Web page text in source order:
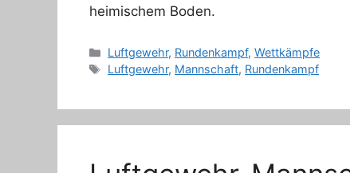
heimischem Boden.
Kategorien
Luftgewehr, Rundenkampf,Wettkämpfe
Schlagwörter
Luftgewehr, Mannschaft, Rundenkampf